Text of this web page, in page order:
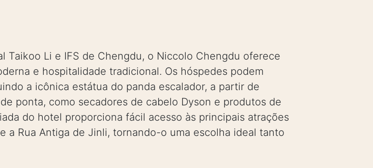
Taikoo Li e IFS de Chengdu, o Niccolo Chengdu oferece
e hospitalidade tradicional. Os hóspedes podem
a icônica estátua do panda escalador, a partir de
ponta, como secadores de cabelo Dyson e produtos de
do hotel proporciona fácil acesso às principais atrações
a Rua Antiga de Jinli, tornando-o uma escolha ideal tanto